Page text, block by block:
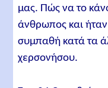
μας. Πώς να το
άνθρωπος και
συμπαθή κατά τα
χερσονήσου.